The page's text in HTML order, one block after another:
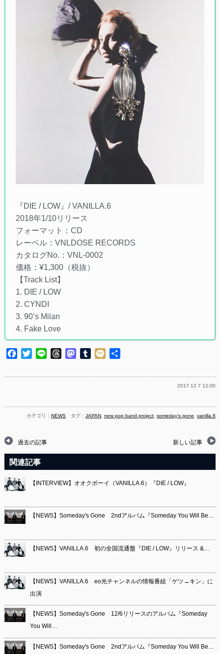
『DIE / LOW』/ VANILLA.6
2018年1/10リリース
フォーマット：CD
レーベル：VNLDOSE RECORDS
カタログNo.：VNL-0002
価格：¥1,300（税抜）
【Track List】
1. DIE / LOW
2. CYNDI
3. 90’s Milan
4. Fake Love
Facebook
TwitterLine ThreadsMastodon
Tumblr
Mixi
2017.12.7 12:00
カテゴリ：NEWS タグ：JAPAN ,new pop band project ,someday's gone ,vanilla.6
過去の記事 新しい記事
関連記事
【INTERVIEW】オオクボーイ（VANILLA.6）『DIE / LOW』
【NEWS】Someday's Gone 2ndアルバム『Someday You Will Be…
【NEWS】VANILLA.6 初の全国流通盤『DIE / LOW』リリース &…
【NEWS】VANILLA.6 eo光チャンネルの情報番組「ゲツ→キン」に
出演
【NEWS】Someday's Gone 12/6リリースのアルバム『Someday
You Will…
【NEWS】Someday's Gone 2ndアルバム『Someday You Will Be…